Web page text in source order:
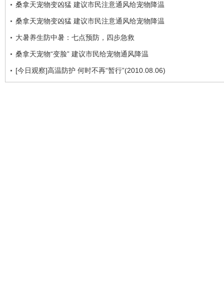
桑拿天宠物变凶猛 建议市民注意通风给宠物降温
桑拿天宠物变凶猛 建议市民注意通风给宠物降温
大暑养生防中暑：七点预防，四步急救
桑拿天宠物“变脸” 建议市民给宠物通风降温
[今日观察]高温防护 何时不再“暂行”(2010.08.06)